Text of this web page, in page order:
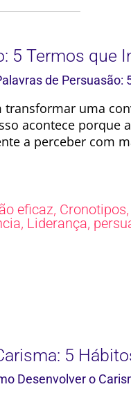
5 Termos que
transformar uma
acontece porque
a perceber com
eficaz, Cronotipos
, Liderança,
5